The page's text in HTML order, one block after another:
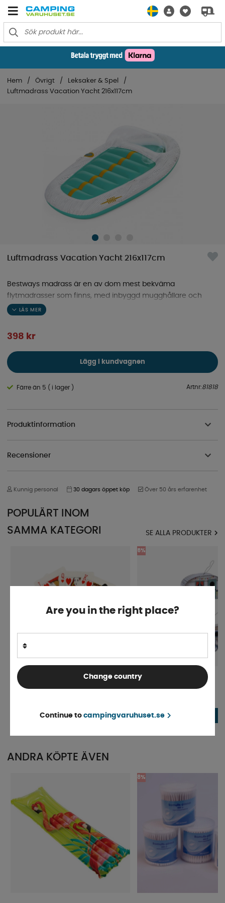
Hem Övrigt
Leksaker & Spel
Luftmadrass Vacation Yacht 216x117cm
Luftmadrass Vacation Yacht 216x117cm
Bestways madrass är en av dom mest bekväma
flytmadrasser som finns, med inbyggd mugghållare och
förvaringsplats kan du njuta och glida runt på vattnet.
398 kr
Lägg i kundvagnen
Färre än 5 ( i lager ) Artnr:81818
Produktinformation
Recensioner
Kunnig personal 30 dagars öppet köp Över 50 års erfarenhet
POPULÄRT INOM
SAMMA KATEGORI
SE ALLA PRODUKTER
Spelkort
KÖP!
5%
Fågelholk - Husvagn
188 kr
198 kr
ANDRA KÖPTE ÄVEN
8%
Are you in the right place?
Change country
Continue to campingvaruhuset.se